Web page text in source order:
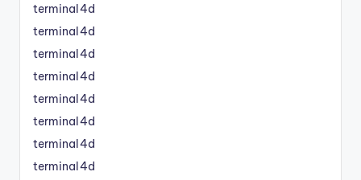
terminal4d
terminal4d
terminal4d
terminal4d
terminal4d
terminal4d
terminal4d
terminal4d